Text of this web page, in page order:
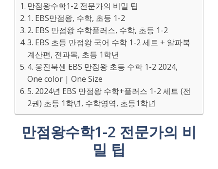
만점왕수학1-2 전문가의 비밀 팁
1. EBS만점왕, 수학, 초등 1-2
2. EBS 만점왕 수학플러스, 수학, 초등 1-2
3. EBS 초등 만점왕 국어 수학 1-2 세트 + 알파북
계산편, 전과목, 초등 1학년
4. 웅진북센 EBS 만점왕 초등 수학 1-2 2024,
One color | One Size
5. 2024년 EBS 만점왕 수학+플러스 1-2 세트 (전
2권) 초등 1학년, 수학영역, 초등1학년
만점왕수학1-2 전문가의 비
밀 팁